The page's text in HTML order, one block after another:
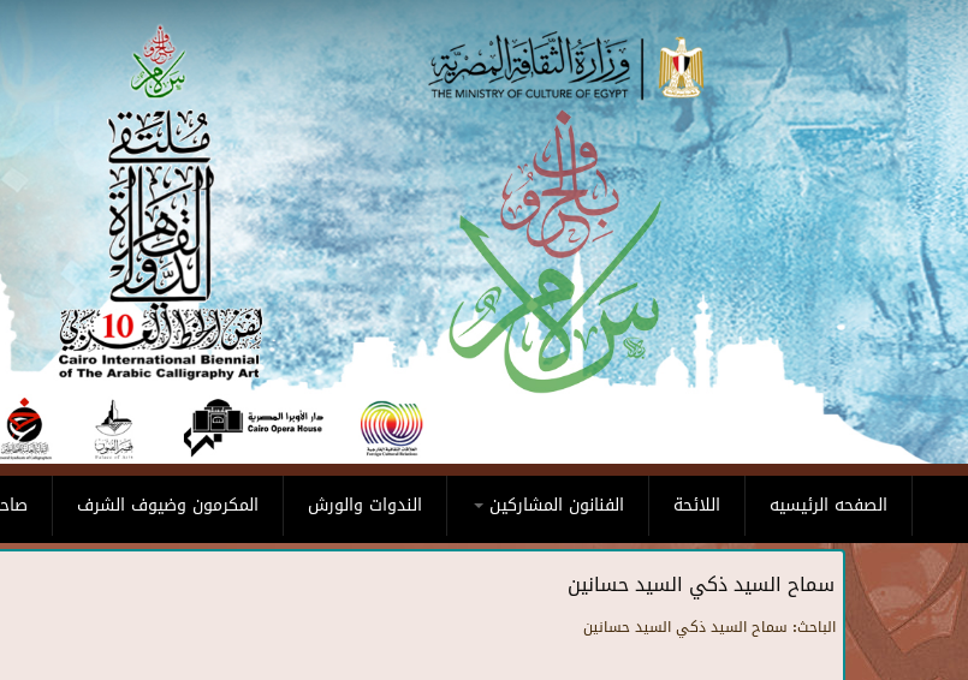
Skip to main content
المكرمون وضيوف الشرف الندوات والورش الفنانون المشاركين اللائحة الصفحه الرئيسيه
سماح السيد ذكي السيد حسانين
الباحث: سماح السيد ذكي السيد حسانين